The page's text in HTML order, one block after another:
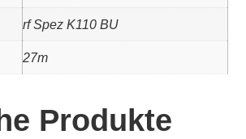
rf Spez K110 BU
27m
Produkte